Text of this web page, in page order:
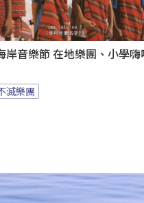
岸音樂節 在地樂團、小學嗨
滅樂團